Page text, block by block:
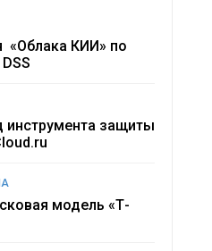
«Облака КИИ» по
инструмента защиты
модель «Т-